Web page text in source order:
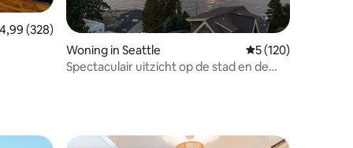
beoordeling van 4,99 op 5, 328 recensies
4,99 (328)
Woning in Seattle Gemiddelde
5 (120)
Spectaculair uitzicht op de stad en de